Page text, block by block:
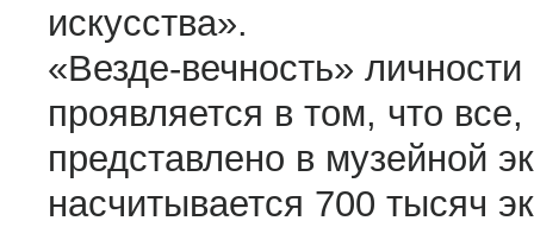
искусства».
«Везде-вечность»
проявляется в том, что
представлено в музейной
насчитывается 700 тысяч